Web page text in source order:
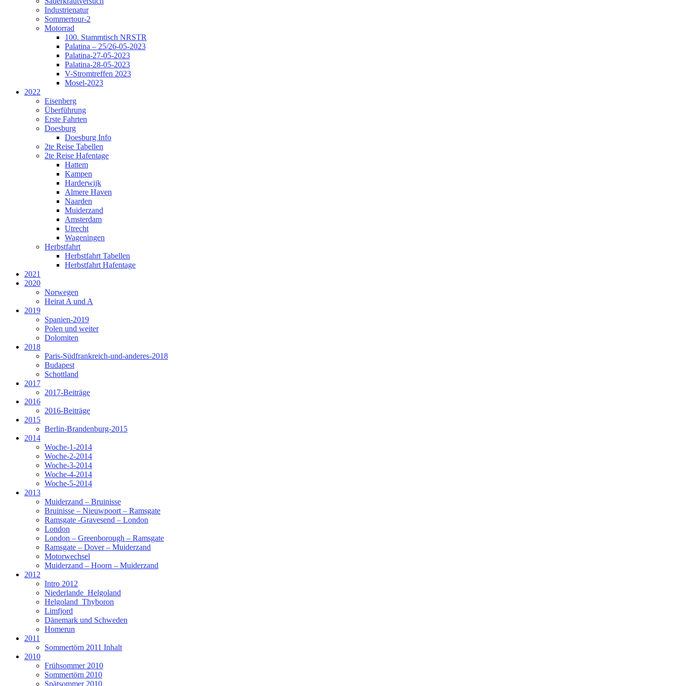
Industrienatur
Sommertour-2
Motorrad
100. Stammtisch NRSTR
Palatina – 25/26-05-2023
Palatina-27-05-2023
Palatina-28-05-2023
V-Stromtreffen 2023
Mosel-2023
2022
Eisenberg
Überführung
Erste Fahrten
Doesburg
Doesburg Info
2te Reise Tabellen
2te Reise Hafentage
Hattem
Kampen
Harderwijk
Almere Haven
Naarden
Muiderzand
Amsterdam
Utrecht
Wageningen
Herbstfahrt
Herbstfahrt Tabellen
Herbstfahrt Hafentage
2021
2020
Norwegen
Heirat A und A
2019
Spanien-2019
Polen und weiter
Dolomiten
2018
Paris-Südfrankreich-und-anderes-2018
Budapest
Schottland
2017
2017-Beiträge
2016
2016-Beiträge
2015
Berlin-Brandenburg-2015
2014
Woche-1-2014
Woche-2-2014
Woche-3-2014
Woche-4-2014
Woche-5-2014
2013
Muiderzand – Bruinisse
Bruinisse – Nieuwpoort – Ramsgate
Ramsgate -Gravesend – London
London
London – Greenborough – Ramsgate
Ramsgate – Dover – Muiderzand
Motorwechsel
Muiderzand – Hoorn – Muiderzand
2012
Intro 2012
Niederlande_Helgoland
Helgoland_Thyboron
Limfjord
Dänemark und Schweden
Homerun
2011
Sommertörn 2011 Inhalt
2010
Frühsommer 2010
Sommertörn 2010
Spätsommer 2010